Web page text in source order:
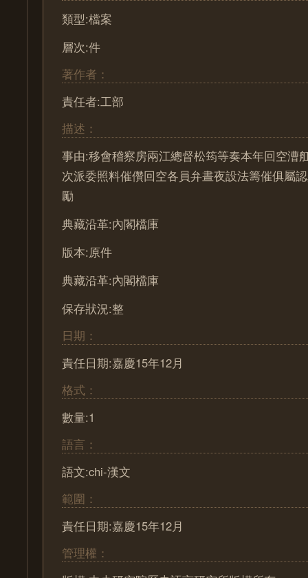
類型:檔案
層次:件
著作者：
責任者:工部
描述：
事由:移會稽察房兩江總督松筠等奏本年回空漕
次派委照料催儹回空各員弁晝夜設法籌催俱屬
勵
典藏沿革:內閣檔庫
版本:原件
典藏沿革:內閣檔庫
保存狀況:整
日期：
責任日期:嘉慶15年12月
格式：
數量:1
語言：
語文:chi-漢文
範圍：
責任日期:嘉慶15年12月
管理權：